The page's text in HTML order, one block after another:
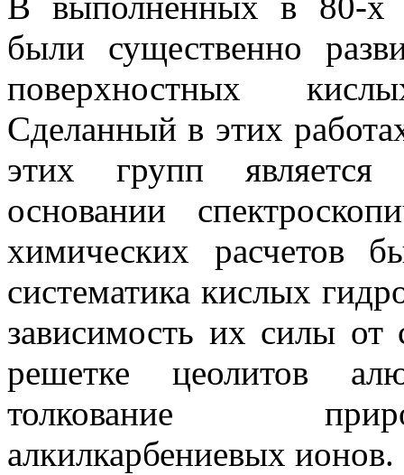
были существенно
поверхностных
Сделанный в этих
этих групп
основании
химических расчетов
систематика кислых
зависимость их силы от
решетке цеолитов
толкование
алкилкарбениевых ионов.